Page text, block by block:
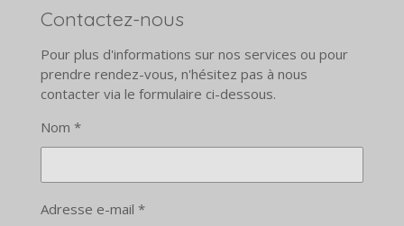
Contactez-nous
Pour plus d'informations sur nos services ou pour
prendre rendez-vous, n'hésitez pas à nous
contacter via le formulaire ci-dessous.
Nom *
Adresse e-mail *